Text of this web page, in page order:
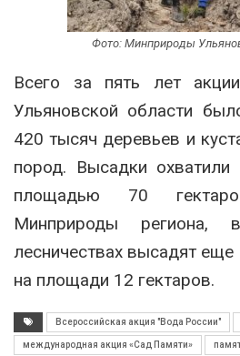
Фото: Минприроды
Всего за пять лет
Ульяновской области
420 тысяч деревьев и
пород. Высадки охватили
площадью 70
Минприроды
лесничествах высадят
на площади 12 гектаров.
Всероссийская акция "Вода России"
международная акция «Сад Памяти»